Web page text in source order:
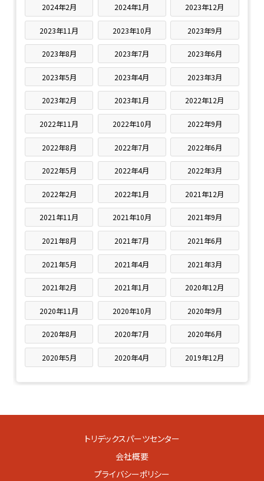
2024年2月 2024年1月 2023年12月
2023年11月 2023年10月 2023年9月
2023年8月 2023年7月 2023年6月
2023年5月 2023年4月 2023年3月
2023年2月 2023年1月 2022年12月
2022年11月 2022年10月 2022年9月
2022年8月 2022年7月 2022年6月
2022年5月 2022年4月 2022年3月
2022年2月 2022年1月 2021年12月
2021年11月 2021年10月 2021年9月
2021年8月 2021年7月 2021年6月
2021年5月 2021年4月 2021年3月
2021年2月 2021年1月 2020年12月
2020年11月 2020年10月 2020年9月
2020年8月 2020年7月 2020年6月
2020年5月 2020年4月 2019年12月
トリデックスパーツセンター
会社概要
プライバシーポリシー